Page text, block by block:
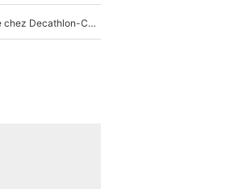
Une signature très importante se prépare chez Decathlon-CMA CGM pour aider Paul Seixas à gagner le Tour de France 2027